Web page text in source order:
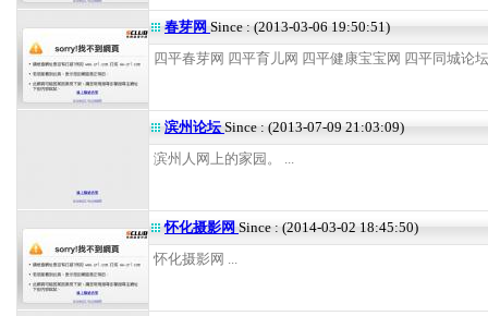
春芽网 Since : (2013-03-06 19:50:51)
四平春芽网 四平育儿网 四平健康宝宝网 四平同城论
滨州论坛Since : (2013-07-09 21:03:09)
滨州人网上的家园。 ...
怀化摄影网 Since : (2014-03-02 18:45:50)
怀化摄影网 ...